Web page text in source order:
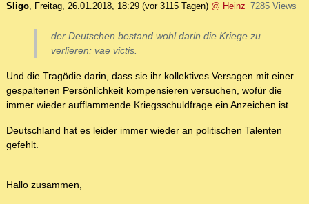
Sligo, Freitag, 26.01.2018, 18:29 (vor 3115 Tagen) @ Heinz 7285 Views
der Deutschen bestand wohl darin die Kriege zu
verlieren: vae victis.
Und die Tragödie darin, dass sie ihr kollektives Versagen mit einer
gespaltenen Persönlichkeit kompensieren versuchen, wofür die
immer wieder aufflammende Kriegsschuldfrage ein Anzeichen ist.
Deutschland hat es leider immer wieder an politischen Talenten
gefehlt.
Hallo zusammen,